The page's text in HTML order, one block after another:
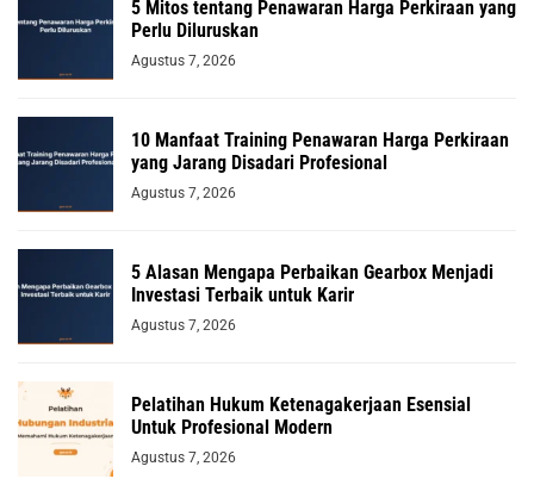
5 Mitos tentang Penawaran Harga Perkiraan yang
Perlu Diluruskan
Agustus 7, 2026
10 Manfaat Training Penawaran Harga Perkiraan
yang Jarang Disadari Profesional
Agustus 7, 2026
5 Alasan Mengapa Perbaikan Gearbox Menjadi
Investasi Terbaik untuk Karir
Agustus 7, 2026
Pelatihan Hukum Ketenagakerjaan Esensial
Untuk Profesional Modern
Agustus 7, 2026